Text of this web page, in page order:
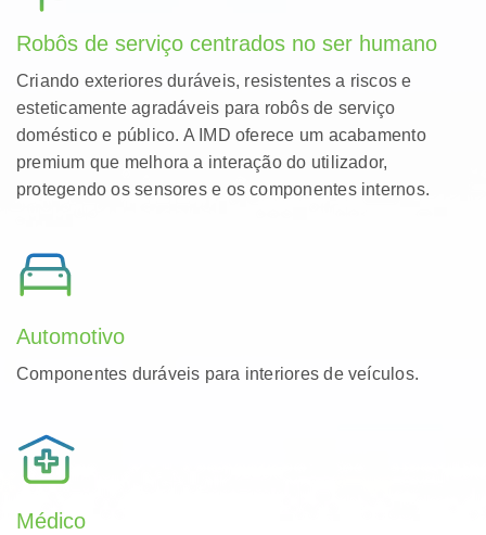
fiabilidade.
Robôs de serviço centrados no ser humano
Criando exteriores duráveis, resistentes a riscos e
esteticamente agradáveis ​​para robôs de serviço
doméstico e público. A IMD oferece um acabamento
premium que melhora a interação do utilizador,
protegendo os sensores e os componentes internos.
Automotivo
Componentes duráveis ​​para interiores de veículos.
Médico